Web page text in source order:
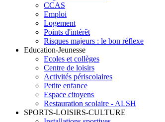
CCAS
Emploi
Logement
Points d'intérêt
Risques majeurs : le bon réflexe
Education-Jeunesse
Ecoles et collèges
Centre de loisirs
Activités périscolaires
Petite enfance
Espace citoyens
Restauration scolaire - ALSH
SPORTS-LOISIRS-CULTURE